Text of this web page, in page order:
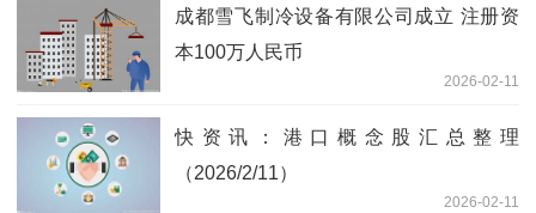
成都雪飞制冷设备有限公司成立 注册资
本100万人民币
2026-02-11
快资讯：港口概念股汇总整理
（2026/2/11）
2026-02-11